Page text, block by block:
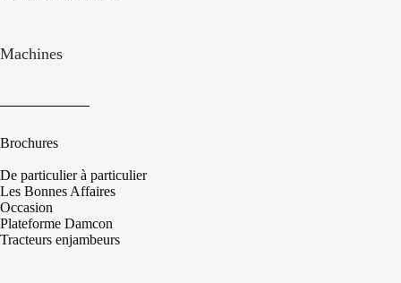
Machines
Brochures
De particulier à particulier
Les Bonnes Affaires
Occasion
Plateforme Damcon
Tracteurs enjambeurs